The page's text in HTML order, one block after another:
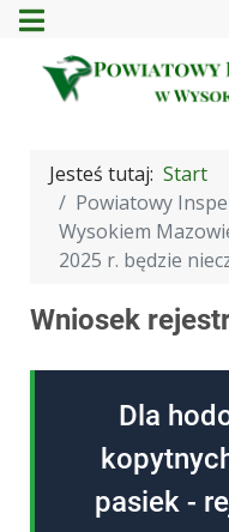
Jesteś tutaj: Start
Powiatowy
Wysokiem
2025 r. będzie
Wniosek
Dla
pasiek -